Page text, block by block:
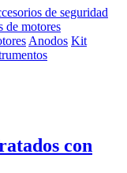
de seguridad
de motores
Anodos Kit
con